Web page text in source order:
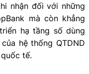
nhận đối với những
mà còn khẳng
hạ tầng số dùng
hệ thống QTDND
tế.